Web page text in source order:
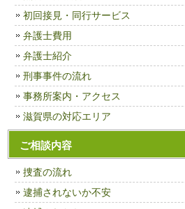
初回接見・同行サービス
弁護士費用
弁護士紹介
刑事事件の流れ
事務所案内・アクセス
滋賀県の対応エリア
ご相談内容
捜査の流れ
逮捕されないか不安